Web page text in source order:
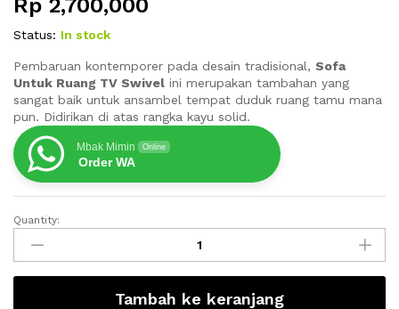
Rp 2,700,000
Status: In stock
Pembaruan kontemporer pada desain tradisional, Sofa
Untuk Ruang TV Swivel ini merupakan tambahan yang
sangat baik untuk ansambel tempat duduk ruang tamu mana
pun. Didirikan di atas rangka kayu solid.
Mbak Mimin Online
Order WA
Sofa
Untuk
Ruang
TV
Quantity:
Tambah ke keranjang